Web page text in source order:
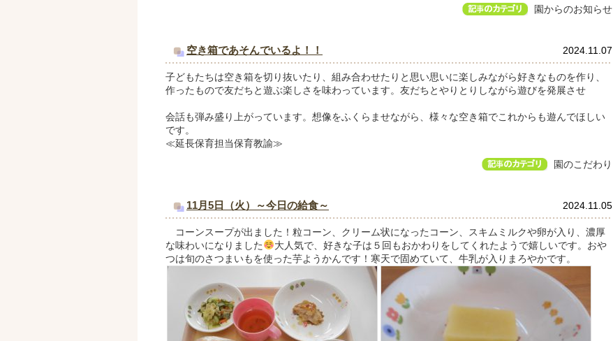
園からのお知らせ
空き箱であそんでいるよ！！ 2024.11.07
子どもたちは空き箱を切り抜いたり、組み合わせたりと思い思いに楽しみながら好きなものを作り、
作ったもので友だちと遊ぶ楽しさを味わっています。友だちとやりとりしながら遊びを発展させ
会話も弾み盛り上がっています。想像をふくらませながら、様々な空き箱でこれからも遊んでほしい
です。
≪延長保育担当保育教諭≫
園のこだわり
11月5日（火）～今日の給食～ 2024.11.05
コーンスープが出ました！粒コーン、クリーム状になったコーン、スキムミルクや卵が入り、濃厚
な味わいになりました
大人気で、好きな子は５回もおかわりをしてくれたようで嬉しいです。おや
つは旬のさつまいもを使った芋ようかんです！寒天で固めていて、牛乳が入りまろやかです。